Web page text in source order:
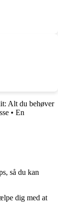
Alt du behøver
• En
så du kan
dig med at